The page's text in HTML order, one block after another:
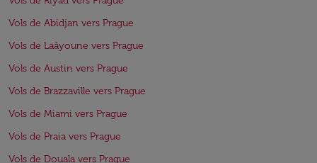
Vols de Abidjan vers Prague
Vols de Laâyoune vers Prague
Vols de Austin vers Prague
Vols de Brazzaville vers Prague
Vols de Miami vers Prague
Vols de Praia vers Prague
Vols de Douala vers Prague